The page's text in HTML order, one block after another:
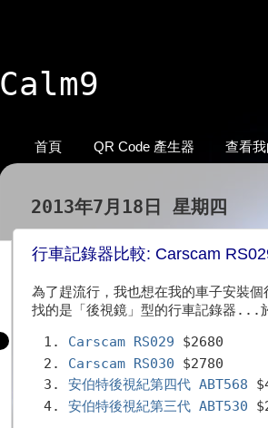
Calm9
首頁 QR Code 產生器 查看
2013年7月18日 星期四
行車記錄器比較: Carscam
為了趕流行，我也想在我的車子安裝
找的是「後視鏡」型的行車記錄器...
Carscam RS029 $2680
Carscam RS030 $2780
安伯特後視紀第四代 ABT568
安伯特後視紀第三代 ABT530